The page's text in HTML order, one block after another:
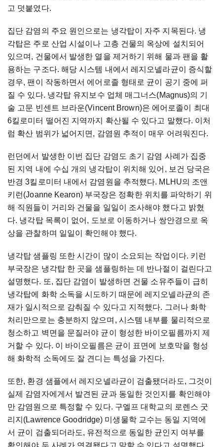
고 덧붙였다.
집단 감염의 주요 원인으로는 냉각탑이 자주 지목된다. 냉
각탑은 주로 산업 시설이나 고층 건물의 옥상에 설치되어
있으며, 건물에서 발생한 열을 제거하기 위해 물과 팬을 활
용하는 구조다. 해당 시스템 내에서 레지오넬라균이 증식할
경우, 팬이 작동하면서 에어로졸 형태로 균이 공기 중에 퍼
질 수 있다. 냉각탑 유지보수 업체 매그너스(Magnus)의 기
술 고문 빈센트 브라운(Vincent Brown)은 에어로졸이 최대
6킬로미터 떨어진 지역까지 확산될 수 있다고 말했다. 이처
럼 확산 범위가 넓어지면, 감염원 추적이 매우 어려워진다.
런던에서 발생한 이번 집단 감염도 초기 감염 사례가 집중
된 지역 내에 수십 개의 냉각탑이 위치해 있어, 보건 당국은
반경 3킬로미터 내에서 감염원을 추적했다. MLHU의 조앤
키런(Joanne Kearon) 부국장은 정확한 위치를 파악하기 위
해 직원들이 거리와 건물을 일일이 조사해야 했다고 밝혔
다. 냉각탑 목록이 없어, 도보로 이동하거나 쌍안경으로 옥
상을 관찰하며 일일이 확인해야 했다.
냉각탑 샘플링 또한 시간이 많이 소요되는 작업이다. 키런
부국장은 냉각탑 한 곳을 샘플링하는 데 반나절이 걸린다고
설명했다. 또, 집단 감염이 발생하면 건물 소유주들이 급히
냉각탑에 화학 소독을 시도하기 때문에 레지오넬라균의 존
재가 일시적으로 감춰질 수 있다고 지적했다. 그러나 화학
처리만으로는 충분하지 않으며, 시스템 내부를 물리적으로
청소하고 벽면을 문질러야 균이 형성한 바이오필름까지 제
거할 수 있다. 이 바이오필름은 균이 표면에 보호막을 형성
해 화학적 소독에도 잘 견디는 특성을 가진다.
또한, 환경 샘플에서 레지오넬라균이 검출됐더라도, 그것이
실제 감염자에게서 발견된 균과 동일한 것인지를 확인해야
만 감염원으로 특정할 수 있다. 구엘프 대학교의 로렌스 굿
리지(Lawrence Goodridge) 미생물학 교수는 동일 지역에
서 균이 검출되더라도, 유전적으로 동일한 균인지 여부를
확인해야 두 사례가 연결됐다고 말할 수 있다고 설명했다.